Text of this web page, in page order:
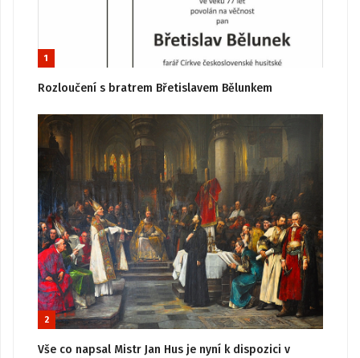
1
Rozloučení s bratrem Břetislavem Bělunkem
2
Vše co napsal Mistr Jan Hus je nyní k dispozici v